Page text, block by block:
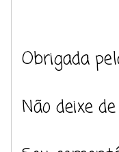
Obrigada
Não deixe